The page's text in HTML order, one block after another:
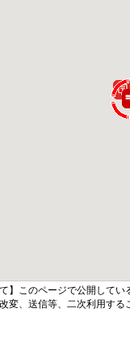
】このページで公開して
変、送信等、二次利用する